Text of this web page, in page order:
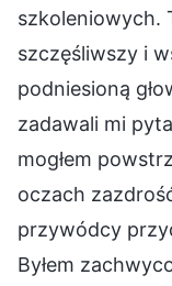
szkoleniowych.
szczęśliwszy i
podniesioną
zadawali mi
mogłem
oczach
przywódcy
Byłem